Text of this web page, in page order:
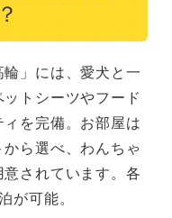
輪」には、愛犬と一
トシーツやフード
を完備。お部屋は
ら選べ、わんちゃ
されています。各
が可能。